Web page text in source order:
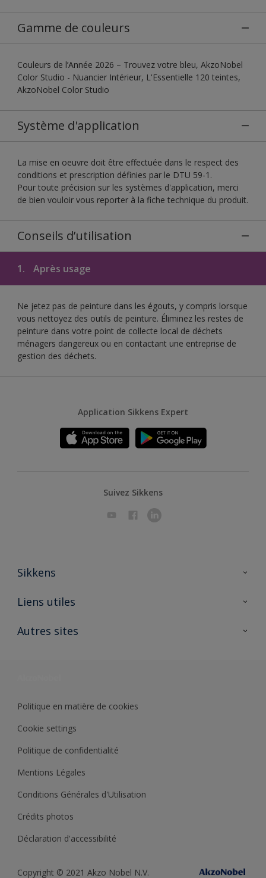
Gamme de couleurs
Couleurs de l’Année 2026 – Trouvez votre bleu, AkzoNobel
Color Studio - Nuancier Intérieur, L'Essentielle 120 teintes,
AkzoNobel Color Studio
Système d'application
La mise en oeuvre doit être effectuée dans le respect des
conditions et prescription définies par le DTU 59-1.
Pour toute précision sur les systèmes d'application, merci
de bien vouloir vous reporter à la fiche technique du produit.
Conseils d’utilisation
1. Après usage
Ne jetez pas de peinture dans les égouts, y compris lorsque
vous nettoyez des outils de peinture. Éliminez les restes de
peinture dans votre point de collecte local de déchets
ménagers dangereux ou en contactant une entreprise de
gestion des déchets.
Application Sikkens Expert
Suivez Sikkens
Sikkens
A propos de Sikkens
Liens utiles
Ouvrir un magasin PASS
Autres sites
Politique en matière de cookies
Cookie settings
Politique de confidentialité
Mentions Légales
Conditions Générales d'Utilisation
Crédits photos
Déclaration d'accessibilité
Copyright © 2021 Akzo Nobel N.V.